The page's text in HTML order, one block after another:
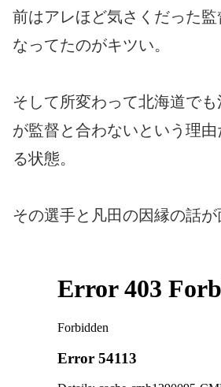
前はアレほど気さくだった
なってたのがキツい。
そして所変わって北海道で
が監督と合わないという理
る状態。
その選手と凡田の因縁の話が